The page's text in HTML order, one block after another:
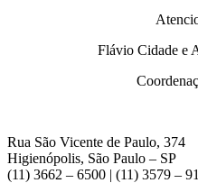
Flávio Cidade e
Rua São Vicente de Paulo, 374
Higienópolis, São Paulo – SP
(11) 3662 – 6500 | (11) 3579 –